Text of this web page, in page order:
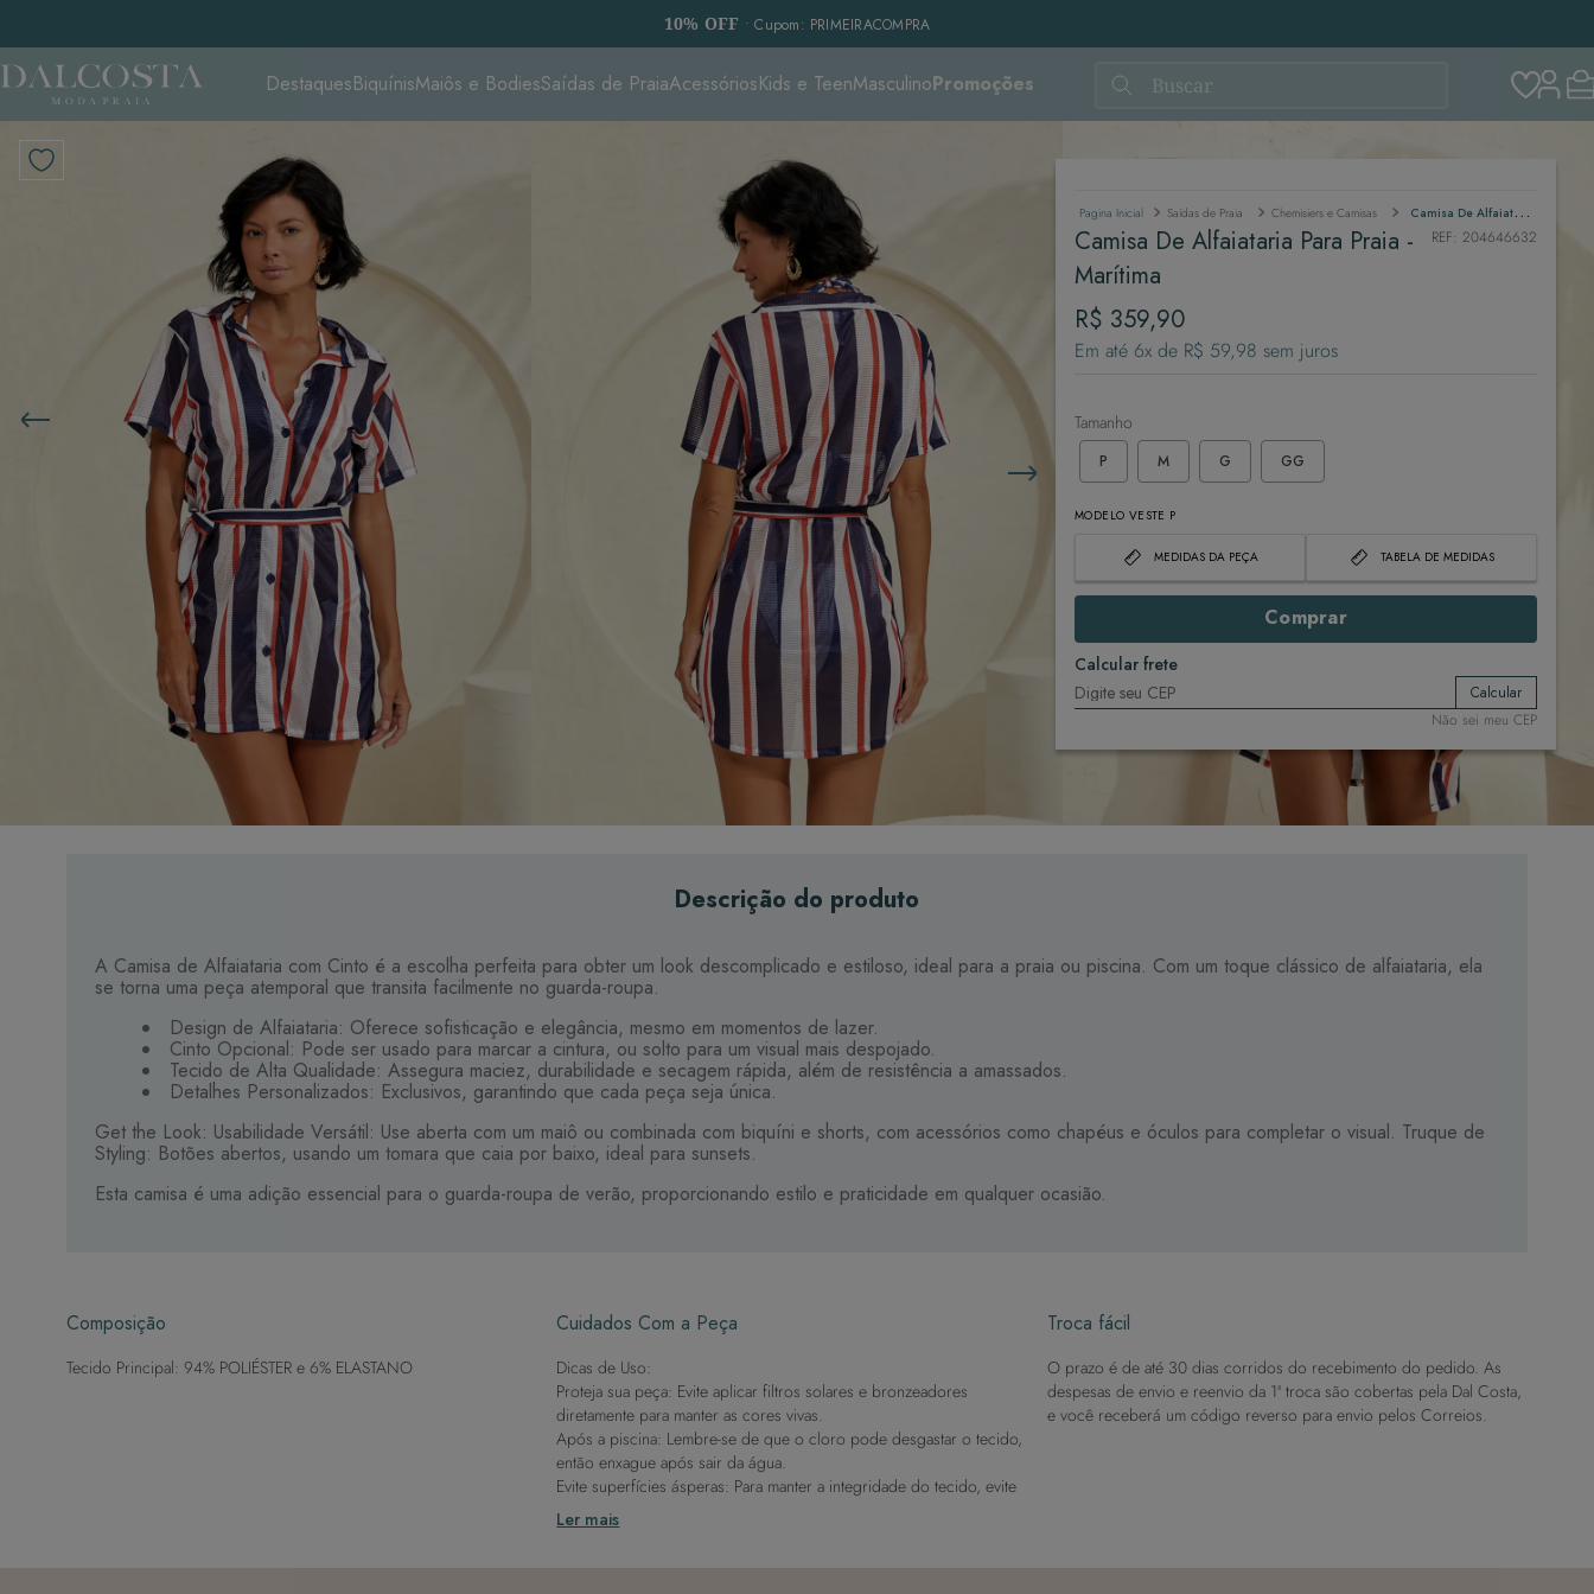
10% OFF • Cupom: PRIMEIRACOMPRA
DestaquesBiquínisMaiôs e BodiesSaídas de PraiaAcessóriosKids e TeenMasculinoPromoções Buscar
Saídas de Praia Chemisiers e Camisas Camisa De Alfaiataria Para Praia - Marítima
Camisa De Alfaiataria Para Praia -
Marítima
R$ 359,90
Em até 6x de R$ 59,98 sem juros
REF: 204646632
Tamanho
P M G GG
MODELO VESTE P
MEDIDAS DA PEÇA TABELA DE MEDIDAS
Comprar
Calcular frete
Calcular
Não sei meu CEP
Descrição do produto
A Camisa de Alfaiataria com Cinto é a escolha perfeita para obter um look descomplicado e estiloso, ideal para a praia ou piscina. Com um toque clássico de alfaiataria, ela
se torna uma peça atemporal que transita facilmente no guarda-roupa.
Design de Alfaiataria: Oferece sofisticação e elegância, mesmo em momentos de lazer.
Cinto Opcional: Pode ser usado para marcar a cintura, ou solto para um visual mais despojado.
Tecido de Alta Qualidade: Assegura maciez, durabilidade e secagem rápida, além de resistência a amassados.
Detalhes Personalizados: Exclusivos, garantindo que cada peça seja única.
Get the Look: Usabilidade Versátil: Use aberta com um maiô ou combinada com biquíni e shorts, com acessórios como chapéus e óculos para completar o visual. Truque de
Styling: Botões abertos, usando um tomara que caia por baixo, ideal para sunsets.
Esta camisa é uma adição essencial para o guarda-roupa de verão, proporcionando estilo e praticidade em qualquer ocasião.
Composição
Tecido Principal: 94% POLIÉSTER e 6% ELASTANO
Cuidados Com a Peça
Dicas de Uso:
Proteja sua peça: Evite aplicar filtros solares e bronzeadores
diretamente para manter as cores vivas.
Após a piscina: Lembre-se de que o cloro pode desgastar o tecido,
então enxague após sair da água.
Evite superfícies ásperas: Para manter a integridade do tecido, evite
contato com superfícies rugosas.
Ler mais
Troca fácil
O prazo é de até 30 dias corridos do recebimento do pedido. As
despesas de envio e reenvio da 1ª troca são cobertas pela Dal Costa,
e você receberá um código reverso para envio pelos Correios.